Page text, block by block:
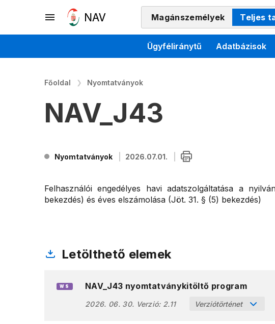
Magánszemélyek Teljes
Ügyféliránytű Adatbázisok
Főoldal Nyomtatványok
NAV_J43
Nyomtatványok 2026.07.01.
Felhasználói engedélyes havi adatszolgáltatása a
bekezdés) és éves elszámolása (Jöt. 31. § (5) bekezdés)
Letölthető elemek
WS NAV_J43 nyomtatványkitöltő program
2026. 06. 30. Verzió: 2.11 Verziótörténet